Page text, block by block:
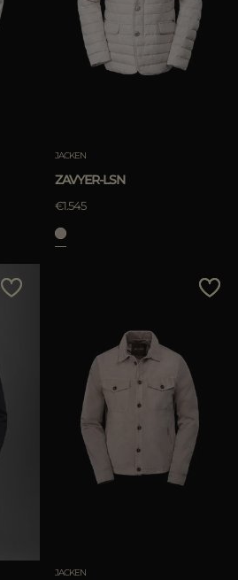
ANWENDEN
JACKEN
ZAVYER-LSN
€1.545
JACKEN